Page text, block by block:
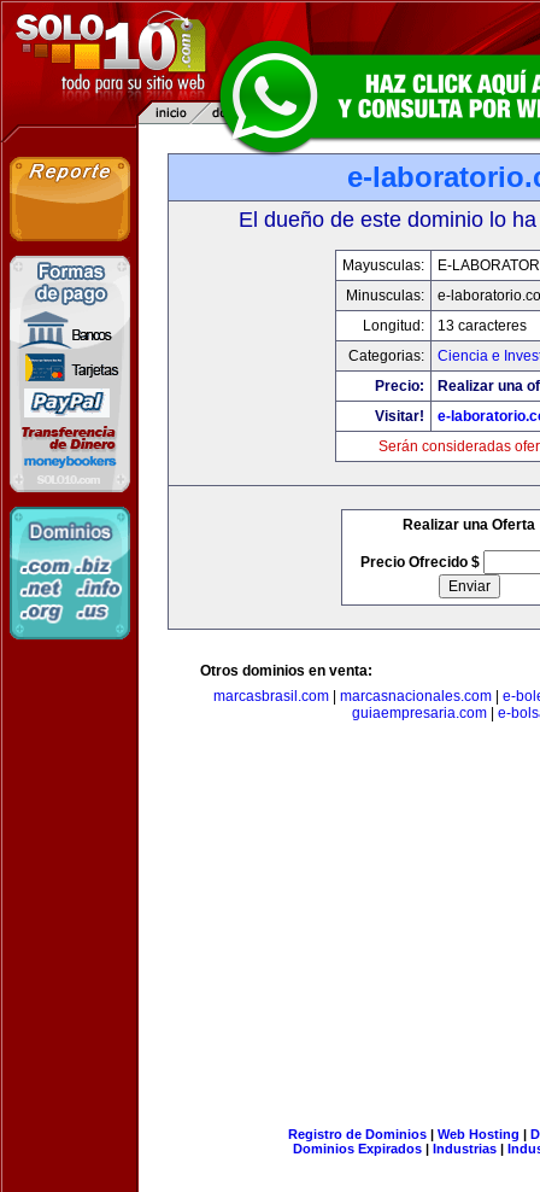
e-
El dueño de este dominio lo
Mayusculas:
E-
Minusculas:
e-
Longitud:
13 caracteres
Categorias:
Ciencia e
Precio:
Realizar una
Visitar!
e-
Serán consideradas
Realizar una Oferta
Precio Ofrecido $
Otros dominios en venta:
marcasbrasil.com| marcasnacionales.com| e-
guiaempresaria.com
e-
Registro de Dominios| Web Hosting |
Dominios Expirados | Industrias |